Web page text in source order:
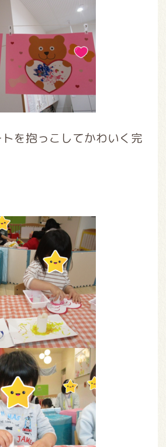
を抱っこしてかわいく完